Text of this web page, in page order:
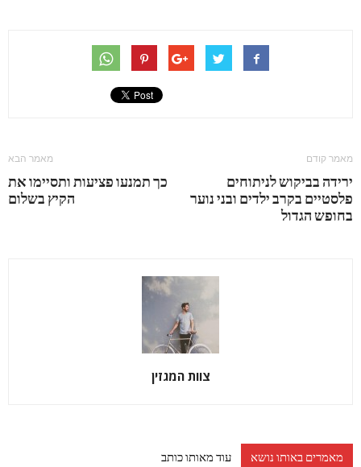
מאמר קודם
ירידה בביקוש לניתוחים
פלסטיים בקרב ילדים ובני נוער
בחופש הגדול
מאמר הבא
כך תמנעו פציעות ותסיימו את
הקיץ בשלום
צוות המגזין
מאמרים באותו נושא עוד מאותו כותב